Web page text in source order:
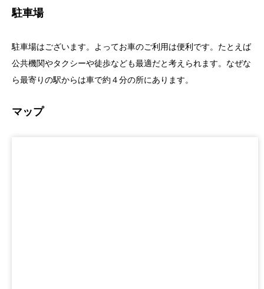
駐車場
駐車場はございます。よってお車のご利用は便利です。たとえば
公共機関やタクシーや徒歩なども最適だと考えられます。なぜな
ら最寄りの駅からは車で約４分の所にあります。
マップ